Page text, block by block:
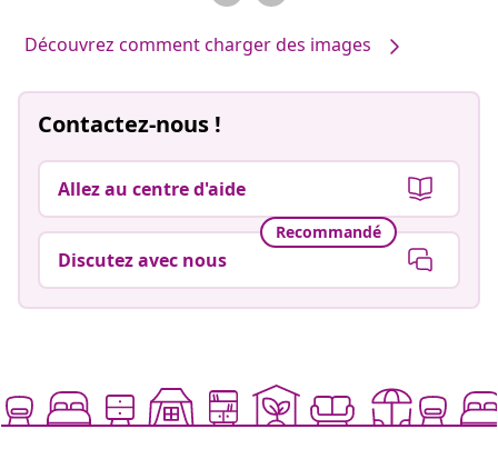
Découvrez comment charger des images
Contactez-nous !
Allez au centre d'aide
Recommandé
Discutez avec nous